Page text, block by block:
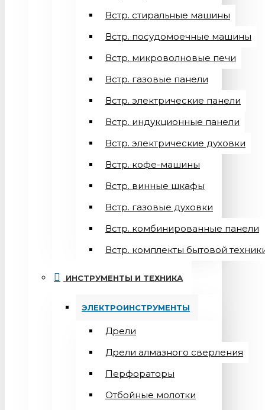
Встр. стиральные машины
Встр. посудомоечные машины
Встр. микроволновые печи
Встр. газовые панели
Встр. электрические панели
Встр. индукционные панели
Встр. электрические духовки
Встр. кофе-машины
Встр. винные шкафы
Встр. газовые духовки
Встр. комбинированные панели
Встр. комплекты бытовой
ИНСТРУМЕНТЫ И ТЕХНИКА
ЭЛЕКТРОИНСТРУМЕНТЫ
Дрели
Дрели алмазного сверления
Перфораторы
Отбойные молотки